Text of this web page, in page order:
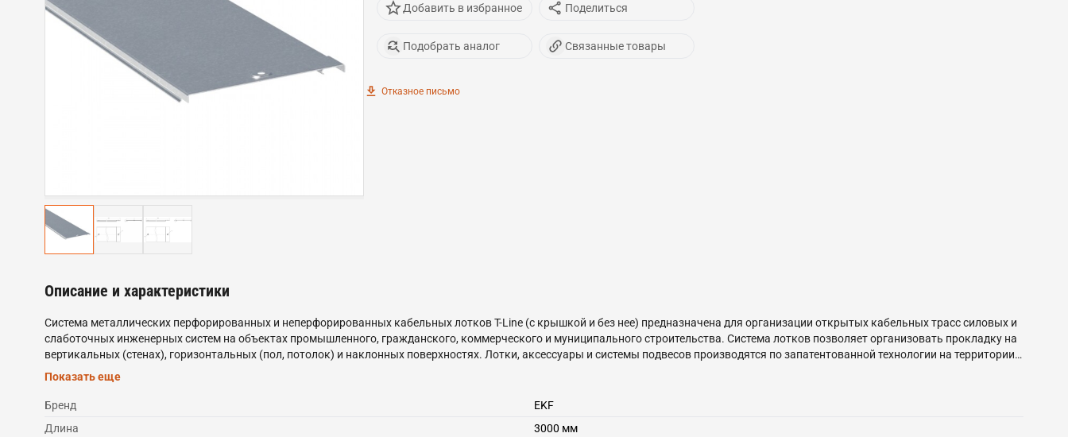
Добавить в избранное Поделиться
Подобрать аналог Связанные товары
Отказное письмо
Описание и характеристики
Система металлических перфорированных и неперфорированных кабельных лотков T-Line (с крышкой и без нее) предназначена для организации открытых кабельных трасс силовых и
слаботочных инженерных систем на объектах промышленного, гражданского, коммерческого и муниципального строительства. Система лотков позволяет организовать прокладку на
вертикальных (стенах), горизонтальных (пол, потолок) и наклонных поверхностях. Лотки, аксессуары и системы подвесов производятся по запатентованной технологии на территории
РФ. Широкий ассортимент аксессуаров и монтажных элементов позволяет построить трассу любой сложности.
Показать еще
Бренд
EKF
Длина
3000 мм